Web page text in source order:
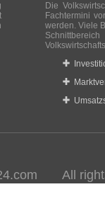
Die
Fachtermini
werden. Viele
All